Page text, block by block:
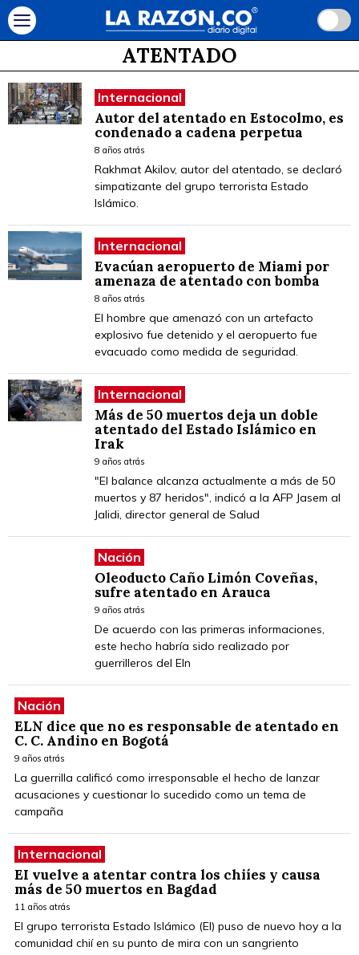
ATENTADO
Internacional
Autor del atentado en Estocolmo, es
condenado a cadena perpetua
8 años atrás
Rakhmat Akilov, autor del atentado, se declaró
simpatizante del grupo terrorista Estado
Islámico.
Internacional
Evacúan aeropuerto de Miami por
amenaza de atentado con bomba
8 años atrás
El hombre que amenazó con un artefacto
explosivo fue detenido y el aeropuerto fue
evacuado como medida de seguridad.
Internacional
Más de 50 muertos deja un doble
atentado del Estado Islámico en
Irak
9 años atrás
"El balance alcanza actualmente a más de 50
muertos y 87 heridos", indicó a la AFP Jasem al
Jalidi, director general de Salud
Nación
Oleoducto Caño Limón Coveñas,
sufre atentado en Arauca
9 años atrás
De acuerdo con las primeras informaciones,
este hecho habría sido realizado por
guerrilleros del Eln
Nación
ELN dice que no es responsable de atentado en
C. C. Andino en Bogotá
9 años atrás
La guerrilla calificó como irresponsable el hecho de lanzar
acusaciones y cuestionar lo sucedido como un tema de
campaña
Internacional
EI vuelve a atentar contra los chiíes y causa
más de 50 muertos en Bagdad
11 años atrás
El grupo terrorista Estado Islámico (EI) puso de nuevo hoy a la
comunidad chií en su punto de mira con un sangriento